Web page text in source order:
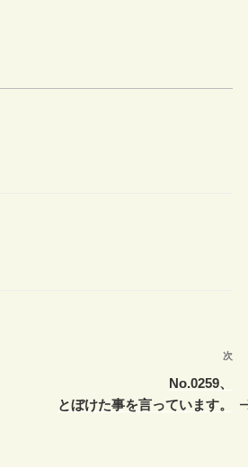
次
投
次
No.0259、
とぼけた事を言っています。